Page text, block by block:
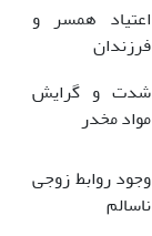
اعتیاد همسر و
فرزندان
شدت و گرایش
مواد مخدر
وجود روابط زوجی
ناسالم